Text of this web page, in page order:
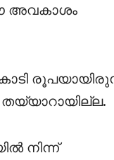
അവകാശം
നിന്ന്